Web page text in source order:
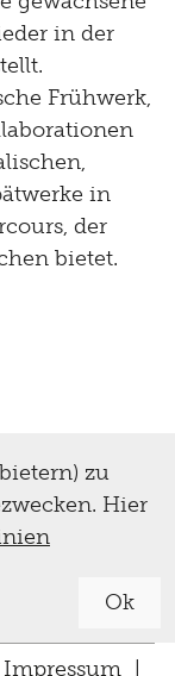
in der
Frühwerk,
in
der
bietet.
zu
Hier
Ok
Impressum |